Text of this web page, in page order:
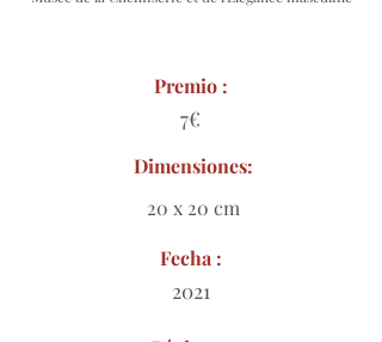
Premio :
7€
Dimensiones:
20 x 20 cm
Fecha :
2021